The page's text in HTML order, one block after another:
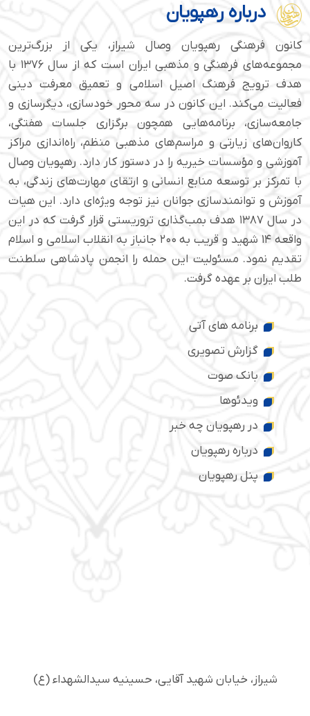
درباره رهپویان
کانون فرهنگی رهپویان وصال شیراز، یکی از بزرگ‌ترین
مجموعه‌های فرهنگی و مذهبی ایران است که از سال ۱۳۷۶ با
هدف ترویج فرهنگ اصیل اسلامی و تعمیق معرفت دینی
فعالیت می‌کند. این کانون در سه محور خودسازی، دیگرسازی و
جامعه‌سازی، برنامه‌هایی همچون برگزاری جلسات هفتگی،
کاروان‌های زیارتی و مراسم‌های مذهبی منظم، راه‌اندازی مراکز
آموزشی و مؤسسات خیریه را در دستور کار دارد. رهپویان وصال
با تمرکز بر توسعه منابع انسانی و ارتقای مهارت‌های زندگی، به
آموزش و توانمندسازی جوانان نیز توجه ویژه‌ای دارد. این هیات
در سال ۱۳۸۷ هدف بمب‌گذاری تروریستی قرار گرفت که در این
واقعه ۱۴ شهید و قریب به ۲۰۰ جانباز به انقلاب اسلامی و اسلام
تقدیم نمود. مسئولیت این حمله را انجمن پادشاهی سلطنت
طلب ایران بر عهده گرفت.
برنامه های آتی
گزارش تصویری
بانک صوت
ویدئوها
در رهپویان چه خبر
درباره رهپویان
پنل رهپویان
شیراز، خیابان شهید آقایی، حسینیه سید‌الشهداء (ع)